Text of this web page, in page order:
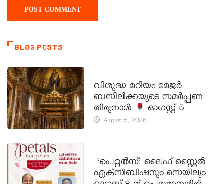
BLOG POSTS
വിശുദ്ധ മറിയം മേജർ
ബസിലിക്കയുടെ സമർപ്പണ
തിരുനാൾ
ഓഗസ്റ്റ് 5 –
August 5, 2026
‘പെറ്റൽസ്’ ലൈഫ് സ്റ്റൈൽ
എക്സിബിഷനും സെയിലും